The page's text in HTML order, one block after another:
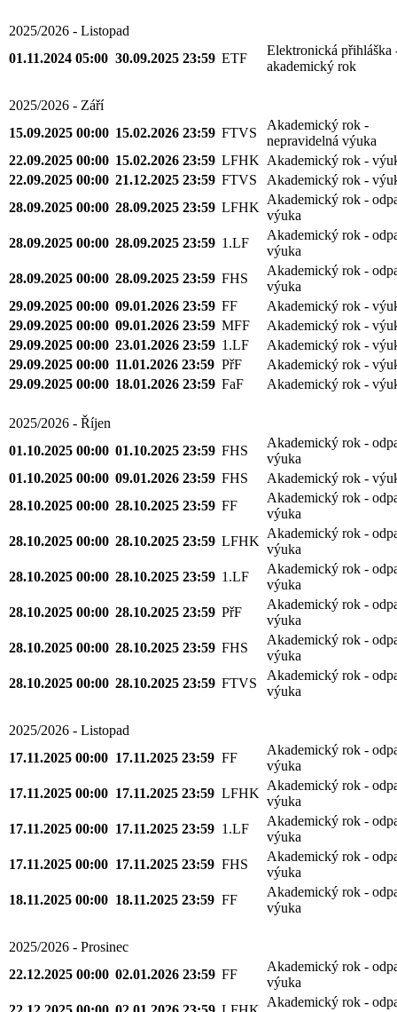
2025/2026 - Listopad
01.11.2024 05:00 30.09.2025 23:59 ETF
Elektronická přihláška
akademický rok
2025/2026 - Září
15.09.2025 00:00 15.02.2026 23:59 FTVS
Akademický rok -
nepravidelná výuka
22.09.2025 00:00 15.02.2026 23:59 LFHK Akademický rok -
22.09.2025 00:00 21.12.2025 23:59 FTVS
Akademický rok -
28.09.2025 00:00 28.09.2025 23:59 LFHK
Akademický rok -
výuka
28.09.2025 00:00 28.09.2025 23:59 1.LF
Akademický rok -
výuka
28.09.2025 00:00 28.09.2025 23:59 FHS
Akademický rok -
výuka
29.09.2025 00:00 09.01.2026 23:59 FF
Akademický rok -
29.09.2025 00:00 09.01.2026 23:59 MFF
Akademický rok -
29.09.2025 00:00 23.01.2026 23:59 1.LF
Akademický rok -
29.09.2025 00:00 11.01.2026 23:59 PřF
Akademický rok -
29.09.2025 00:00 18.01.2026 23:59 FaF Akademický rok -
2025/2026 - Říjen
01.10.2025 00:00 01.10.2025 23:59 FHS
Akademický rok -
výuka
01.10.2025 00:00 09.01.2026 23:59 FHS
Akademický rok -
28.10.2025 00:00 28.10.2025 23:59 FF
Akademický rok -
výuka
28.10.2025 00:00 28.10.2025 23:59 LFHK
Akademický rok -
výuka
28.10.2025 00:00 28.10.2025 23:59 1.LF
Akademický rok -
výuka
28.10.2025 00:00 28.10.2025 23:59 PřF
Akademický rok -
výuka
28.10.2025 00:00 28.10.2025 23:59 FHS
Akademický rok -
výuka
28.10.2025 00:00 28.10.2025 23:59 FTVS
Akademický rok -
výuka
2025/2026 - Listopad
17.11.2025 00:00 17.11.2025 23:59 FF
Akademický rok -
výuka
17.11.2025 00:00 17.11.2025 23:59 LFHK
Akademický rok -
výuka
17.11.2025 00:00 17.11.2025 23:59 1.LF
Akademický rok -
výuka
17.11.2025 00:00 17.11.2025 23:59 FHS
Akademický rok -
výuka
18.11.2025 00:00 18.11.2025 23:59 FF
Akademický rok -
výuka
2025/2026 - Prosinec
22.12.2025 00:00 02.01.2026 23:59 FF
Akademický rok -
výuka
Akademický rok -